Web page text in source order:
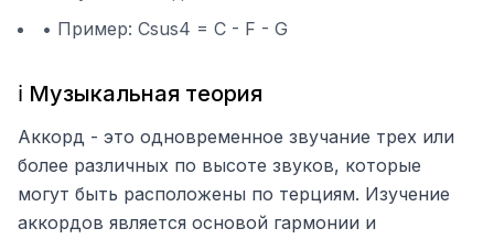
• Пример: Csus4 = C - F - G
ℹ️ Музыкальная теория
Аккорд - это одновременное звучание трех или
более различных по высоте звуков, которые
могут быть расположены по терциям. Изучение
аккордов является основой гармонии и